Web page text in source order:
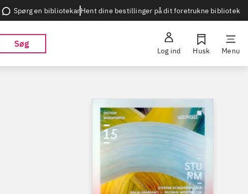
Spørg en bibliotekarHent dine bestillinger på dit foretrukne bibliotek
Søg
Log ind Husk Menu